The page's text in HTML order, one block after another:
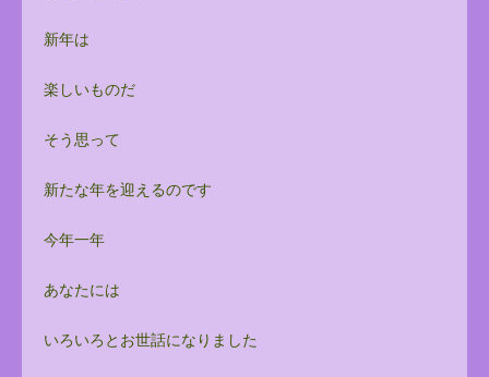
新年は
楽しいものだ
そう思って
新たな年を迎えるのです
今年一年
あなたには
いろいろとお世話になりました